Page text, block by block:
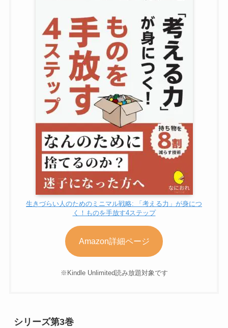
生きづらい人のためのミニマル戦略: 「考える力」が身につ
く！ものを手放す4ステップ
Amazon詳細ページ
※Kindle Unlimited読み放題対象です
シリーズ第3巻